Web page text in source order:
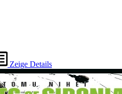
Zeige Details